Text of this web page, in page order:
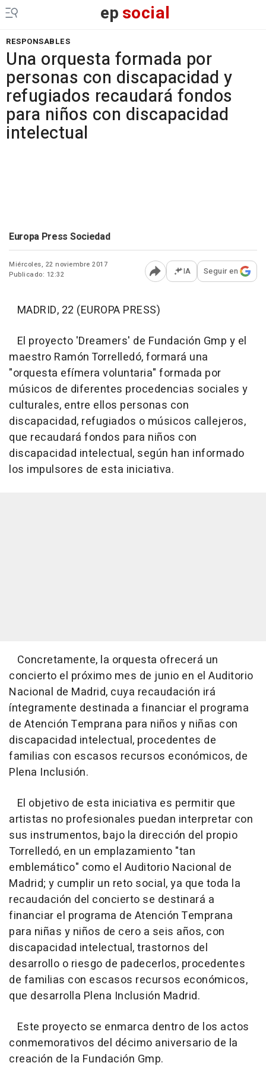
epsocial
RESPONSABLES
Una orquesta formada por
personas con discapacidad y
refugiados recaudará fondos
para niños con discapacidad
intelectual
Europa Press Sociedad
Miércoles, 22 noviembre 2017
Publicado: 12:32
Abrir opciones para
IA Seguir en
MADRID, 22 (EUROPA PRESS)
El proyecto 'Dreamers' de Fundación Gmp y el
maestro Ramón Torrelledó, formará una
"orquesta efímera voluntaria" formada por
músicos de diferentes procedencias sociales y
culturales, entre ellos personas con
discapacidad, refugiados o músicos callejeros,
que recaudará fondos para niños con
discapacidad intelectual, según han informado
los impulsores de esta iniciativa.
Concretamente, la orquesta ofrecerá un
concierto el próximo mes de junio en el Auditorio
Nacional de Madrid, cuya recaudación irá
íntegramente destinada a financiar el programa
de Atención Temprana para niños y niñas con
discapacidad intelectual, procedentes de
familias con escasos recursos económicos, de
Plena Inclusión.
El objetivo de esta iniciativa es permitir que
artistas no profesionales puedan interpretar con
sus instrumentos, bajo la dirección del propio
Torrelledó, en un emplazamiento "tan
emblemático" como el Auditorio Nacional de
Madrid; y cumplir un reto social, ya que toda la
recaudación del concierto se destinará a
financiar el programa de Atención Temprana
para niñas y niños de cero a seis años, con
discapacidad intelectual, trastornos del
desarrollo o riesgo de padecerlos, procedentes
de familias con escasos recursos económicos,
que desarrolla Plena Inclusión Madrid.
Este proyecto se enmarca dentro de los actos
conmemorativos del décimo aniversario de la
creación de la Fundación Gmp.